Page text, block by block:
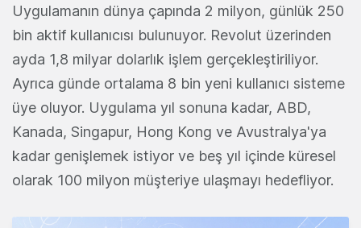
Uygulamanın dünya çapında 2 milyon, günlük 250
bin aktif kullanıcısı bulunuyor. Revolut üzerinden
ayda 1,8 milyar dolarlık işlem gerçekleştiriliyor.
Ayrıca günde ortalama 8 bin yeni kullanıcı sisteme
üye oluyor. Uygulama yıl sonuna kadar, ABD,
Kanada, Singapur, Hong Kong ve Avustralya'ya
kadar genişlemek istiyor ve beş yıl içinde küresel
olarak 100 milyon müşteriye ulaşmayı hedefliyor.